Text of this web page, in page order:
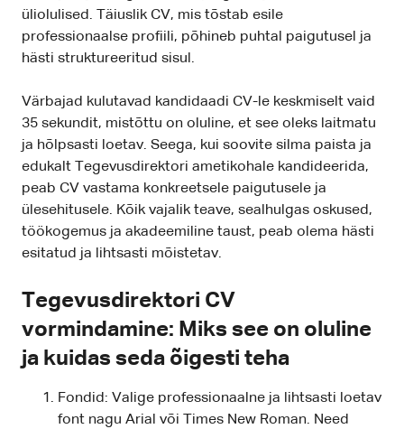
üliolulised. Täiuslik CV, mis tõstab esile
professionaalse profiili, põhineb puhtal paigutusel ja
hästi struktureeritud sisul.
Värbajad kulutavad kandidaadi CV-le keskmiselt vaid
35 sekundit, mistõttu on oluline, et see oleks laitmatu
ja hõlpsasti loetav. Seega, kui soovite silma paista ja
edukalt Tegevusdirektori ametikohale kandideerida,
peab CV vastama konkreetsele paigutusele ja
ülesehitusele. Kõik vajalik teave, sealhulgas oskused,
töökogemus ja akadeemiline taust, peab olema hästi
esitatud ja lihtsasti mõistetav.
Tegevusdirektori CV
vormindamine: Miks see on oluline
ja kuidas seda õigesti teha
Fondid: Valige professionaalne ja lihtsasti loetav
font nagu Arial või Times New Roman. Need